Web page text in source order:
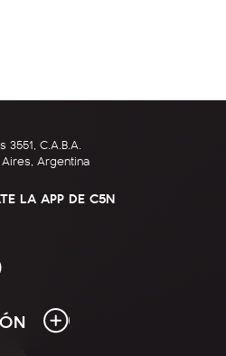
3551, C.A.B.A.
Argentina
LA APP DE C5N